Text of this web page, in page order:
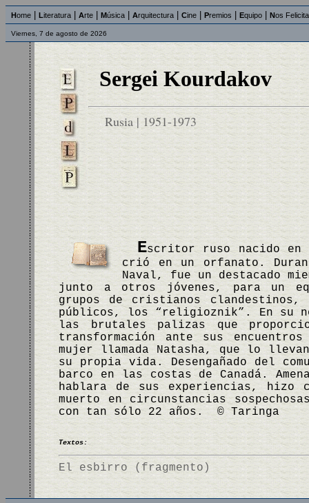
Home Literatura Arte Música Arquitectura Cine Premios Equipo Nos
Viernes, 7 de agosto de 2026
Sergei Kourdakov
Rusia | 1951-1973
Escritor ruso nacido en
crió en un orfanato.
Naval, fue un destacado
junto a otros jóvenes, para un
grupos de cristianos clandestinos,
públicos, los “religioznik”. En su
las brutales palizas que
transformación ante sus
mujer llamada Natasha, que lo
su propia vida. Desengañado del
barco en las costas de Canadá.
hablara de sus experiencias, hizo
muerto en circunstancias
con tan sólo 22 años. © Taringa
Textos:
El esbirro (fragmento)